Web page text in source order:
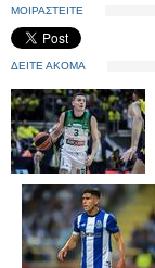
ΜΟΙΡΑΣΤΕΙΤΕ
ΔΕΙΤΕ ΑΚΟΜΑ